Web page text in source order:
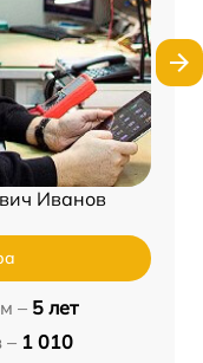
Иванов
– 5 лет
– 1 010